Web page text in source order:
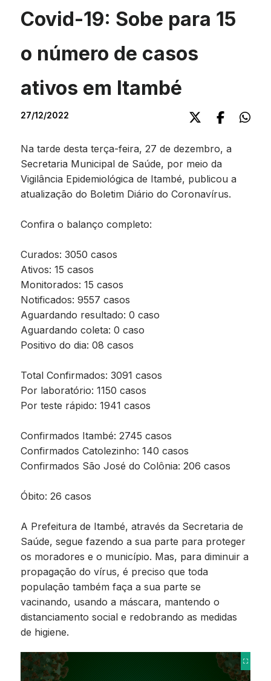
Covid-19: Sobe para 15
o número de casos
ativos em Itambé
27/12/2022
Na tarde desta terça-feira, 27 de dezembro, a
Secretaria Municipal de Saúde, por meio da
Vigilância Epidemiológica de Itambé, publicou a
atualização do Boletim Diário do Coronavírus.
Confira o balanço completo:
Curados: 3050 casos
Ativos: 15 casos
Monitorados: 15 casos
Notificados: 9557 casos
Aguardando resultado: 0 caso
Aguardando coleta: 0 caso
Positivo do dia: 08 casos
Total Confirmados: 3091 casos
Por laboratório: 1150 casos
Por teste rápido: 1941 casos
Confirmados Itambé: 2745 casos
Confirmados Catolezinho: 140 casos
Confirmados São José do Colônia: 206 casos
Óbito: 26 casos
A Prefeitura de Itambé, através da Secretaria de
Saúde, segue fazendo a sua parte para proteger
os moradores e o município. Mas, para diminuir a
propagação do vírus, é preciso que toda
população também faça a sua parte se
vacinando, usando a máscara, mantendo o
distanciamento social e redobrando as medidas
de higiene.